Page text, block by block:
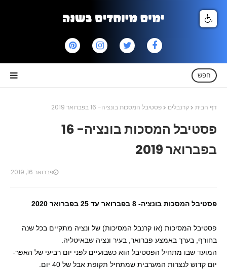
חפש
דף הבית קרנבלים פסטיבל המסכות בונציה- 16 בפברואר 2019
פסטיבל המסכות בונציה- 16
בפברואר 2019
פברואר 16, 2019
פסטיבל המסכות בונציה- 8 בפברואר עד 25 בפברואר 2020
פסטיבל המסיכות (או קרנבל המסיכות) של ונציה מתקיים בכל שנה
בחורף, בערך באמצע פברואר, בעיר ונציה שבאיטליה.
המועד שבו מתחיל הפסטיבל הוא כשבועיים לפני יום רביעי של האפר-
יום קדוש לנצרות המערבית שמתחיל תקופת אבל של 40 יום.